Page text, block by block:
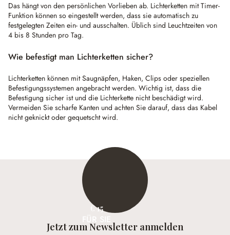
Das hängt von den persönlichen Vorlieben ab. Lichterketten mit Timer-
Funktion können so eingestellt werden, dass sie automatisch zu
festgelegten Zeiten ein- und ausschalten. Üblich sind Leuchtzeiten von
4 bis 8 Stunden pro Tag.
Wie befestigt man Lichterketten sicher?
Lichterketten können mit Saugnäpfen, Haken, Clips oder speziellen
Befestigungssystemen angebracht werden. Wichtig ist, dass die
Befestigung sicher ist und die Lichterkette nicht beschädigt wird.
Vermeiden Sie scharfe Kanten und achten Sie darauf, dass das Kabel
nicht geknickt oder gequetscht wird.
€ 15
Jetzt zum Newsletter anmelden